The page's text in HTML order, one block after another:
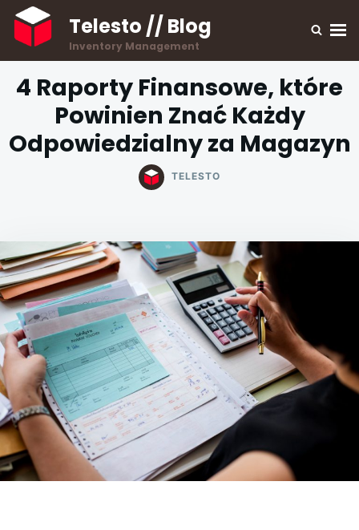
Skip
to
content
Search
for:
Telesto // Blog
Inventory Management
4 Raporty Finansowe, które
Powinien Znać Każdy
Odpowiedzialny za Magazyn
TELESTO